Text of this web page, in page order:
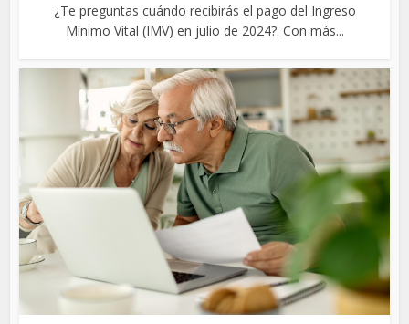
¿Te preguntas cuándo recibirás el pago del Ingreso
Mínimo Vital (IMV) en julio de 2024?. Con más...